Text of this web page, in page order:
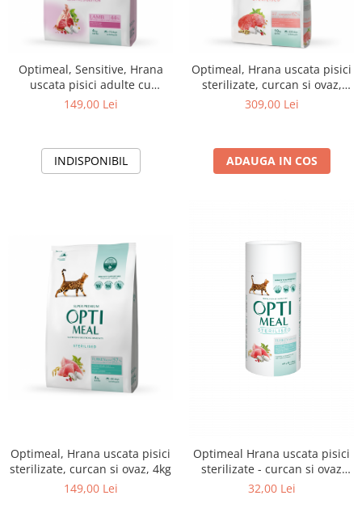
Optimeal, Sensitive, Hrana
uscata pisici adulte cu
digestie sensibila, Miel, 4kg
149,00 Lei
INDISPONIBIL
Optimeal, Hrana uscata pisici
sterilizate, curcan si ovaz,
10kg
309,00 Lei
ADAUGA IN COS
Optimeal, Hrana uscata pisici
sterilizate, curcan si ovaz, 4kg
149,00 Lei
Optimeal Hrana uscata pisici
sterilizate - curcan si ovaz
650g
32,00 Lei